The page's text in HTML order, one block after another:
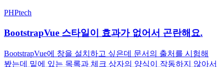
PHPtech
BootstrapVue 스타일이 효과가 없어서 곤란해요.
BootstrapVue에 창을 설치하고 싶은데 문서의 출처를 시험해
봤는데 밑에 있는 목록과 체크 상자의 양식이 작동하지 않아서